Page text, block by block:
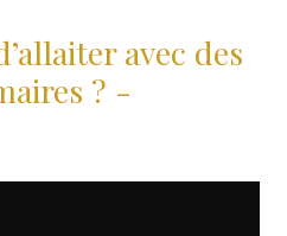
avec des
? -